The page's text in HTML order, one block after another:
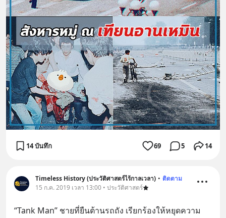
14 บันทึก 69 5 14
Timeless History (ประวัติศาสตร์ไร้กาลเวลา) • ติดตาม
15 ก.ค. 2019 เวลา 13:00 • ประวัติศาสตร์
“Tank Man” ชายที่ยืนต้านรถถัง เรียกร้องให้หยุดความ